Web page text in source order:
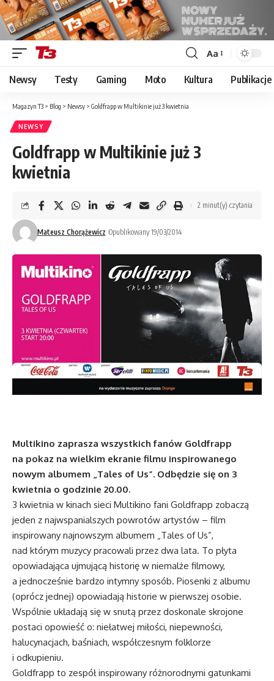
Font
Resizer
Aa
Newsy Testy Gaming Moto Kultura Publikacje
Magazyn T3 > Blog > Newsy > Goldfrapp w Multikinie już 3 kwietnia
NEWSY
Goldfrapp w Multikinie już 3
kwietnia
Mateusz Chorążewicz Opublikowany 19/03/2014
2 minut(y) czytania
Multikino zaprasza wszystkich fanów Goldfrapp
na pokaz na wielkim ekranie filmu inspirowanego
nowym albumem „Tales of Us”. Odbędzie się on 3
kwietnia o godzinie 20.00.
3 kwietnia w kinach sieci Multikino fani Goldfrapp zobaczą
jeden z najwspanialszych powrotów artystów – film
inspirowany najnowszym albumem „Tales of Us”,
nad którym muzycy pracowali przez dwa lata. To płyta
opowiadająca ujmującą historię w niemalże filmowy,
a jednocześnie bardzo intymny sposób. Piosenki z albumu
(oprócz jednej) opowiadają historie w pierwszej osobie.
Wspólnie układają się w snutą przez doskonale skrojone
postaci opowieść o: niełatwej miłości, niepewności,
halucynacjach, baśniach, współczesnym folklorze
i odkupieniu.
Goldfrapp to zespół inspirowany różnorodnymi gatunkami